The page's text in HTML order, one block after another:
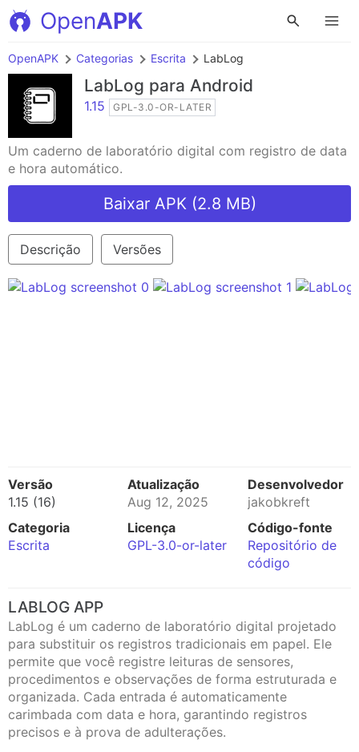
OpenAPK
OpenAPK Categorias Escrita LabLog
LabLog para Android
1.15 GPL-3.0-OR-LATER
Um caderno de laboratório digital com registro de data
e hora automático.
Baixar APK (2.8 MB)
Descrição Versões
Versão
1.15 (16)
Atualização
Aug 12, 2025
Desenvolvedor
jakobkreft
Categoria
Escrita
Licença
GPL-3.0-or-later
Código-fonte
Repositório de
código
LABLOG APP
LabLog é um caderno de laboratório digital projetado
para substituir os registros tradicionais em papel. Ele
permite que você registre leituras de sensores,
procedimentos e observações de forma estruturada e
organizada. Cada entrada é automaticamente
carimbada com data e hora, garantindo registros
precisos e à prova de adulterações.